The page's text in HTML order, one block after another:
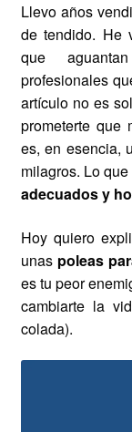
Llevo años
de tendido. He
que
profesionales
artículo no es
prometerte que
es, en esencia,
milagros. Lo
adecuados y
Hoy quiero
unas poleas
es tu peor
cambiarte la
colada).